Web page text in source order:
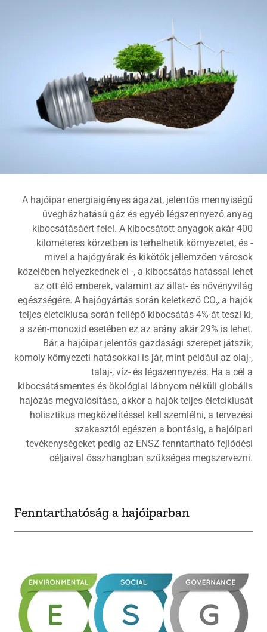
A hajóipar energiaigényes ágazat, jelentős mennyiségű
üvegházhatású gáz és egyéb légszennyező anyag
kibocsátásáért felel. A kibocsátott anyagok akár 400
kilométeres körzetben is terhelhetik környezetet, és -
mivel a hajógyárak és kikötők jellemzően városok
közelében helyezkednek el -, a kibocsátás hatással lehet
az ott élő emberek, valamint az állat- és növényvilág
egészségére. A hajógyártás során keletkező CO₂ a hajók
teljes életciklusa során fellépő kibocsátás 4%-át teszi ki,
a szén-monoxid esetében ez az arány akár 29% is lehet.
Bár a hajóipar jelentős gazdasági szerepet játszik,
komoly környezeti hatásokkal is jár, mint például az olaj-,
talaj-, víz- és légszennyezés. Ha a cél a
kibocsátásmentes és ökológiai lábnyom nélküli globális
hajózás megvalósítása, akkor a hajók teljes életciklusát
holisztikus megközelítéssel kell szemlélni, a tervezési
szakasztól egészen a bontásig, a hajóipari
tevékenységeket pedig az ENSZ fenntartható fejlődési
céljaival összhangban szükséges megszervezni.
Fenntarthatóság a hajóiparban